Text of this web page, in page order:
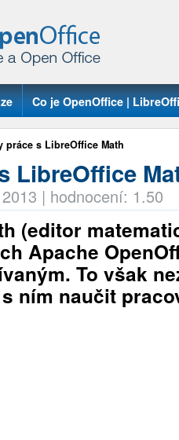
Co je OpenOffice |
práce s LibreOffice Math
LibreOffice
| hodnocení: 1.50
(editor
Apache
To však
ním naučit